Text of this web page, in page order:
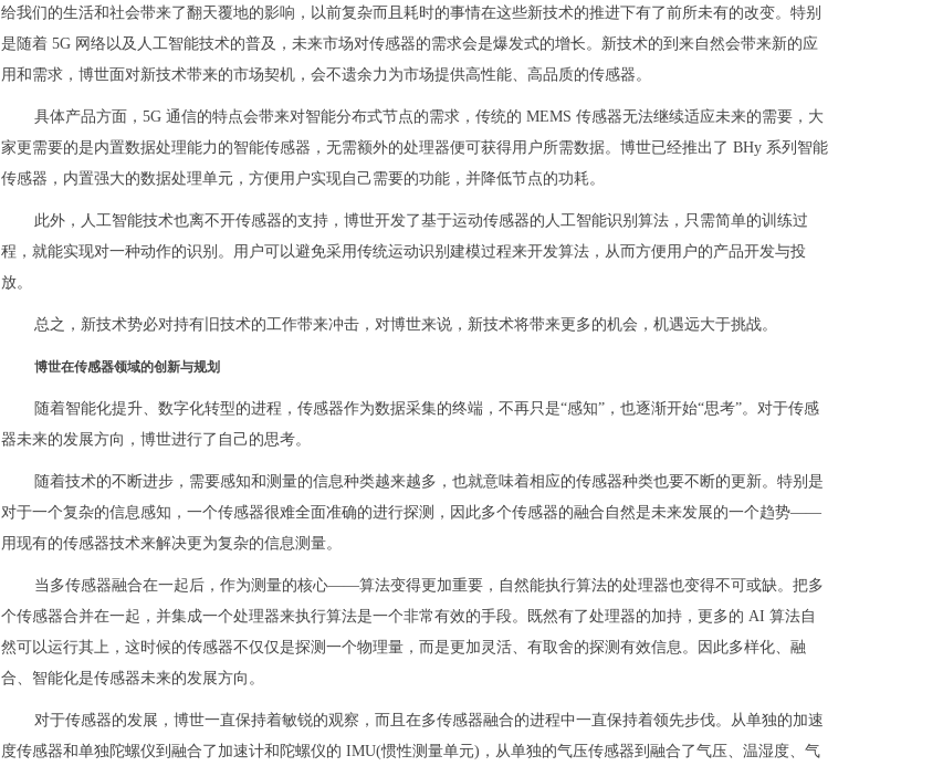
给我们的生活和社会带来了翻天覆地的影响，以前复杂而且耗时的事情在这些新技术的推进下有了前所未有的改变。特别
是随着 5G 网络以及人工智能技术的普及，未来市场对传感器的需求会是爆发式的增长。新技术的到来自然会带来新的应
用和需求，博世面对新技术带来的市场契机，会不遗余力为市场提供高性能、高品质的传感器。
具体产品方面，5G 通信的特点会带来对智能分布式节点的需求，传统的 MEMS 传感器无法继续适应未来的需要，大
家更需要的是内置数据处理能力的智能传感器，无需额外的处理器便可获得用户所需数据。博世已经推出了 BHy 系列智能
传感器，内置强大的数据处理单元，方便用户实现自己需要的功能，并降低节点的功耗。
此外，人工智能技术也离不开传感器的支持，博世开发了基于运动传感器的人工智能识别算法，只需简单的训练过
程，就能实现对一种动作的识别。用户可以避免采用传统运动识别建模过程来开发算法，从而方便用户的产品开发与投
放。
总之，新技术势必对持有旧技术的工作带来冲击，对博世来说，新技术将带来更多的机会，机遇远大于挑战。
博世在传感器领域的创新与规划
随着智能化提升、数字化转型的进程，传感器作为数据采集的终端，不再只是“感知”，也逐渐开始“思考”。对于传感
器未来的发展方向，博世进行了自己的思考。
随着技术的不断进步，需要感知和测量的信息种类越来越多，也就意味着相应的传感器种类也要不断的更新。特别是
对于一个复杂的信息感知，一个传感器很难全面准确的进行探测，因此多个传感器的融合自然是未来发展的一个趋势——
用现有的传感器技术来解决更为复杂的信息测量。
当多传感器融合在一起后，作为测量的核心——算法变得更加重要，自然能执行算法的处理器也变得不可或缺。把多
个传感器合并在一起，并集成一个处理器来执行算法是一个非常有效的手段。既然有了处理器的加持，更多的 AI 算法自
然可以运行其上，这时候的传感器不仅仅是探测一个物理量，而是更加灵活、有取舍的探测有效信息。因此多样化、融
合、智能化是传感器未来的发展方向。
对于传感器的发展，博世一直保持着敏锐的观察，而且在多传感器融合的进程中一直保持着领先步伐。从单独的加速
度传感器和单独陀螺仪到融合了加速计和陀螺仪的 IMU(惯性测量单元)，从单独的气压传感器到融合了气压、温湿度、气